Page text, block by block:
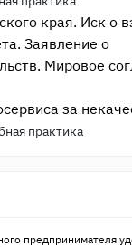
края. Иск о
Заявление о
Мировое
за
практика
предпринимателя